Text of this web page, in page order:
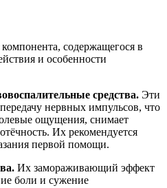
содержащегося в
и особенности
средства. Эти
нервных импульсов, что
ощущения, снимает
Их рекомендуется
первой помощи.
Их замораживающий эффект
боли и сужение